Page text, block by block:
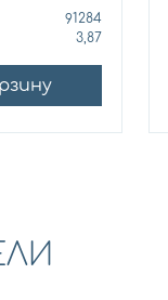
91284
3,87